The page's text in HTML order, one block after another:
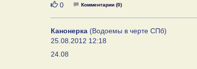
Нравится
0 Комментарии (0)
Канонерка (Водоемы в черте СПб)
25.08.2012 12:18
24.08